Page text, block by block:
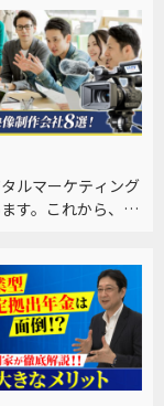
ルマーケティング
す。これから、動